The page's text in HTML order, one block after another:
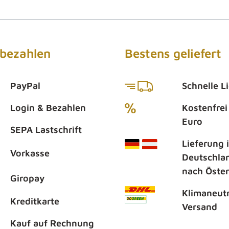
Zusatzstoffe: Vitamin D3 (200 I.E./kg)
Analytische Bestandteile Protein 11,0%,
0,8%, Feuchtegehalt 77,5%; Ca : P = 1,35 :
1Umsetzbare Energie: 477 kJ / 114 kcal per
Fütterungsempfehlung Täglich empfohlene
Fütterungsmenge an Nassfutter für aktive
und erwachsene Hunde:
KörpergewichtFuttermenge< 5 kg200 -
250g5 - 9 kg250 - 400g10 - 19 kg450 -
650g20 - 29 kg700 - 900g30 - 40 kg950
- 1200gDiese Richtwerte sind auf Rasse,
Alter und Haltung des Hundes
abzustimmen. Bei Verwendung als
Welpenfutter wird bis zum 7. Lebensmonat
die Zufütterung einer Kalziumergänzung
PayPal
Login & Bezahlen
SEPA Lastschrift
Vorkasse
Giropay
Kreditkarte
Kauf auf Rechnung
Bestens geliefert
Schnelle
Euro
Lieferung
nach
Versand